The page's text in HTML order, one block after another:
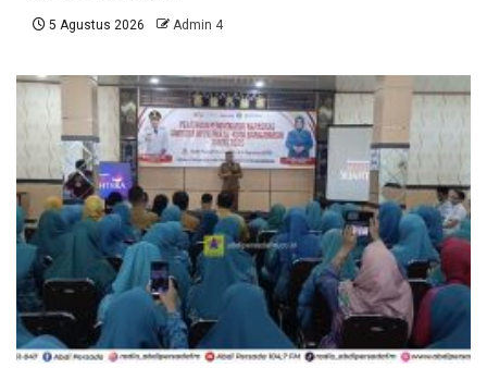
5 Agustus 2026 Admin 4